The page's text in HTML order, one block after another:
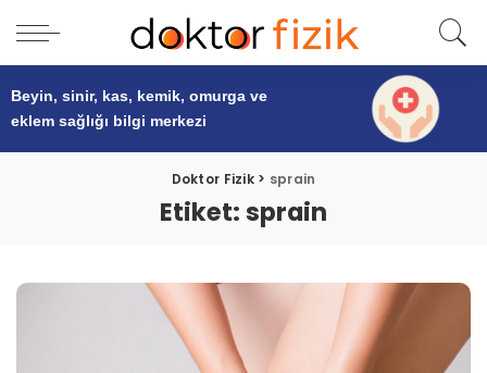
Beyin, sinir, kas, kemik, omurga ve
eklem sağlığı bilgi merkezi
Doktor Fizik> sprain
Etiket:sprain